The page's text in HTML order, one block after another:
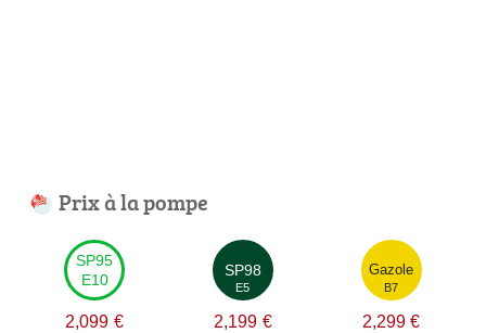
Prix à la pompe
SP95
E10
2,099 €
SP98
E5
2,199 €
Gazole
B7
2,299 €